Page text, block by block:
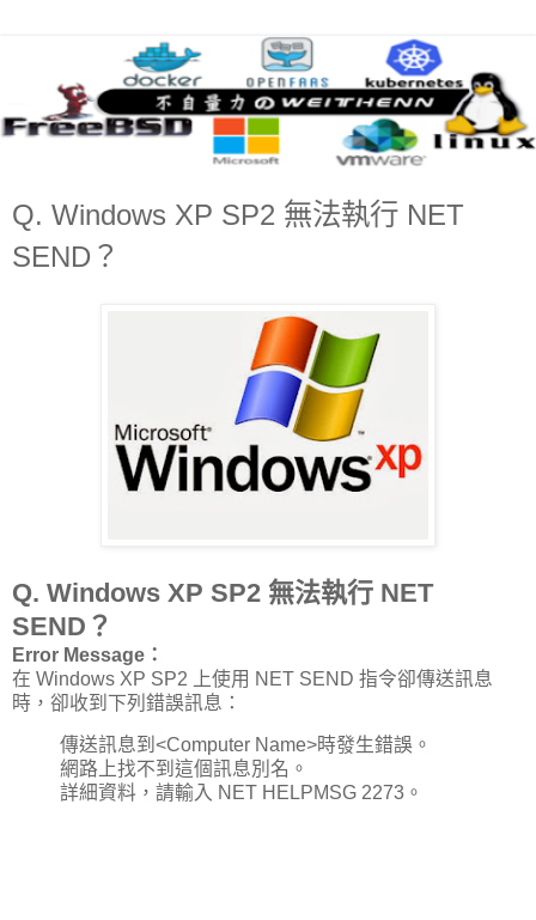
Q. Windows XP SP2 無法執行 NET
SEND？
Q. Windows XP SP2 無法執行 NET
SEND？
Error Message：
在 Windows XP SP2 上使用 NET SEND 指令卻傳送訊息
時，卻收到下列錯誤訊息：
傳送訊息到<Computer Name>時發生錯誤。
網路上找不到這個訊息別名。
詳細資料，請輸入 NET HELPMSG 2273。